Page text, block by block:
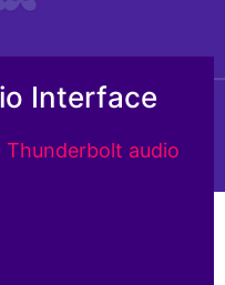
Interface
audio